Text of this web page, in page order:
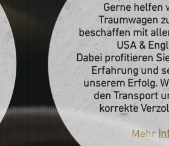
Gerne helfen
Traumwagen
beschaffen mit
USA &
Dabei profitieren
Erfahrung und
unserem Erfolg.
den Transport
korrekte
Mehr